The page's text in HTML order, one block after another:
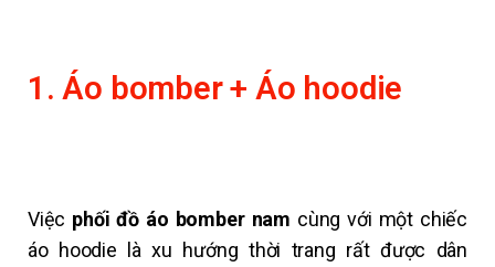
1. Áo bomber + Áo hoodie
Việc phối đồ áo bomber nam cùng với một chiếc
áo hoodie là xu hướng thời trang rất được dân